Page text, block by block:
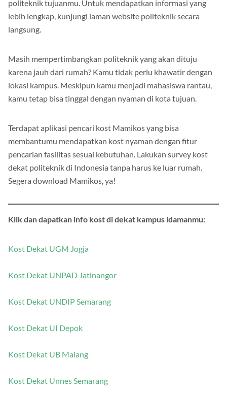
politeknik tujuanmu. Untuk mendapatkan informasi yang
lebih lengkap, kunjungi laman website politeknik secara
langsung.
Masih mempertimbangkan politeknik yang akan dituju
karena jauh dari rumah? Kamu tidak perlu khawatir dengan
lokasi kampus. Meskipun kamu menjadi mahasiswa rantau,
kamu tetap bisa tinggal dengan nyaman di kota tujuan.
Terdapat aplikasi pencari kost Mamikos yang bisa
membantumu mendapatkan kost nyaman dengan fitur
pencarian fasilitas sesuai kebutuhan. Lakukan survey kost
dekat politeknik di Indonesia tanpa harus ke luar rumah.
Segera download Mamikos, ya!
Klik dan dapatkan info kost di dekat kampus idamanmu:
Kost Dekat UGM Jogja
Kost Dekat UNPAD Jatinangor
Kost Dekat UNDIP Semarang
Kost Dekat UI Depok
Kost Dekat UB Malang
Kost Dekat Unnes Semarang